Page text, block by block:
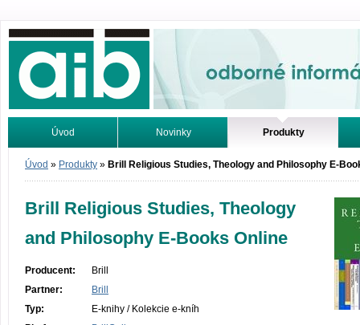
Odborné informácie. Online.
Úvod Novinky Produkty
Vyhľadávanie Tutoriály
Úvod » Produkty » Brill Religious Studies, Theology and Philosophy E-
Brill Religious Studies, Theology
and Philosophy E-Books Online
Producent:
Brill
Partner:
Brill
Typ:
E-knihy / Kolekcie e-kníh